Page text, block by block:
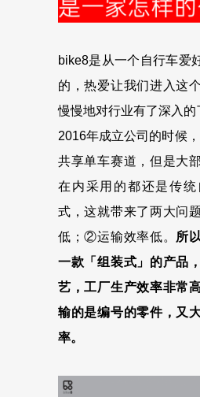
bike8是从一个自行车爱
的，热爱让我们进入这
慢慢地对行业有了深入的
2016年成立公司的时候
共享单车赛道，但是大
在内采用的都还是传
式，这就带来了两大问
低；②运输效率低。 所
一款「组装式」的产品
艺，工厂生产效率非常
输的是编号的零件，又
率。